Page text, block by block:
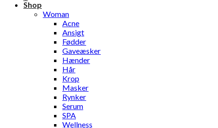
Shop
Woman
Acne
Ansigt
Fødder
Gaveæsker
Hænder
Hår
Krop
Masker
Rynker
Serum
SPA
Wellness